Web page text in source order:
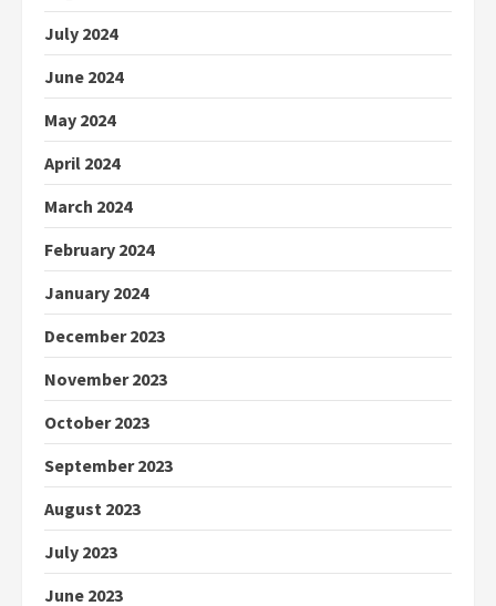
July 2024
June 2024
May 2024
April 2024
March 2024
February 2024
January 2024
December 2023
November 2023
October 2023
September 2023
August 2023
July 2023
June 2023